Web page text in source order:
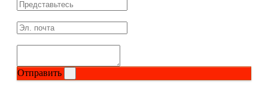
Протеиновые печенья
Для тренировки
Отправить